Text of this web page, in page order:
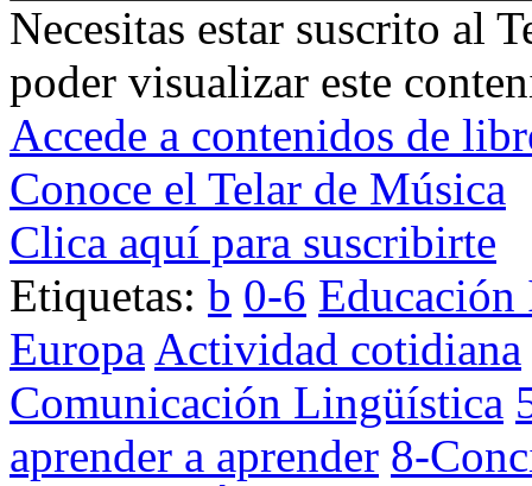
Necesitas estar suscrito al
poder visualizar este
Accede a contenidos de
Conoce el Telar de Música
Clica aquí para suscribirte
Etiquetas: b 0-6
Europa Actividad cotidiana
Comunicación Lingüística
aprender a aprender 8-